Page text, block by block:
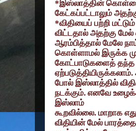
*இஸ்லாத்தின்
கேட்கப்பட்டாலும்
*விதியைப் பற்றி
விட்டதால் அதற்கு மேல்
ஆரம்பித்தால் மேலே
கொள்ளாமல் இருக்க
கோட்பாடுகளைத்
போல் இஸ்லாத்தில்
நடக்கும். எனவே
இஸ்லாம்
கூறவில்லை. மாறாக
விதியின் மேல்